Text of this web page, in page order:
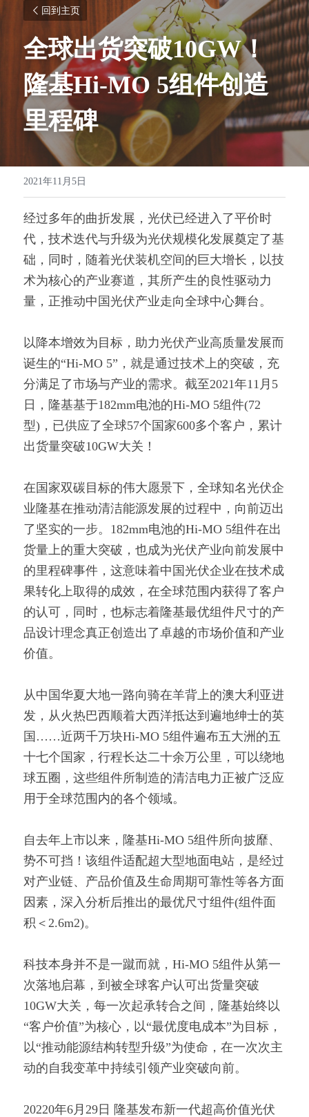
回到主页
全球出货突破10GW！
隆基Hi-MO 5组件创造
里程碑
2021年11月5日
经过多年的曲折发展，光伏已经进入了平价时
代，技术迭代与升级为光伏规模化发展奠定了基
础，同时，随着光伏装机空间的巨大增长，以技
术为核心的产业赛道，其所产生的良性驱动力
量，正推动中国光伏产业走向全球中心舞台。
以降本增效为目标，助力光伏产业高质量发展而
诞生的“Hi-MO 5”，就是通过技术上的突破，充
分满足了市场与产业的需求。截至2021年11月5
日，隆基基于182mm电池的Hi-MO 5组件(72
型)，已供应了全球57个国家600多个客户，累计
出货量突破10GW大关！
在国家双碳目标的伟大愿景下，全球知名光伏企
业隆基在推动清洁能源发展的过程中，向前迈出
了坚实的一步。182mm电池的Hi-MO 5组件在出
货量上的重大突破，也成为光伏产业向前发展中
的里程碑事件，这意味着中国光伏企业在技术成
果转化上取得的成效，在全球范围内获得了客户
的认可，同时，也标志着隆基最优组件尺寸的产
品设计理念真正创造出了卓越的市场价值和产业
价值。
从中国华夏大地一路向骑在羊背上的澳大利亚进
发，从火热巴西顺着大西洋抵达到遍地绅士的英
国……近两千万块Hi-MO 5组件遍布五大洲的五
十七个国家，行程长达二十余万公里，可以绕地
球五圈，这些组件所制造的清洁电力正被广泛应
用于全球范围内的各个领域。
自去年上市以来，隆基Hi-MO 5组件所向披靡、
势不可挡！该组件适配超大型地面电站，是经过
对产业链、产品价值及生命周期可靠性等各方面
因素，深入分析后推出的最优尺寸组件(组件面
积＜2.6m2)。
科技本身并不是一蹴而就，Hi-MO 5组件从第一
次落地启幕，到被全球客户认可出货量突破
10GW大关，每一次起承转合之间，隆基始终以
“客户价值”为核心，以“最优度电成本”为目标，
以“推动能源结构转型升级”为使命，在一次次主
动的自我变革中持续引领产业突破向前。
20220年6月29日 隆基发布新一代超高价值光伏